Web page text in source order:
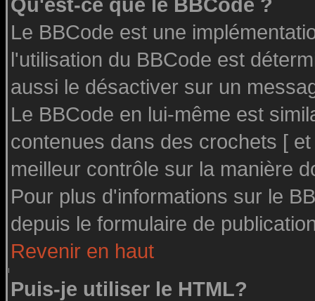
Qu'est-ce que le BBCode ?
Le BBCode est une
l'utilisation du BBCode est
aussi le désactiver sur un
Le BBCode en lui-même est
contenues dans des crochets [
meilleur contrôle sur la manière
Pour plus d'informations sur le
depuis le formulaire de
Revenir en haut
Puis-je utiliser le HTML?